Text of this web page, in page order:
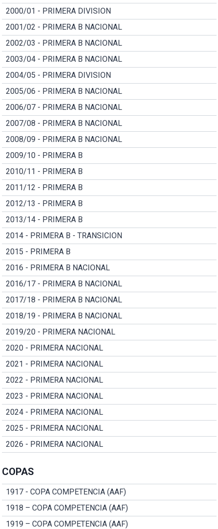
2000/01 - PRIMERA DIVISION
2001/02 - PRIMERA B NACIONAL
2002/03 - PRIMERA B NACIONAL
2003/04 - PRIMERA B NACIONAL
2004/05 - PRIMERA DIVISION
2005/06 - PRIMERA B NACIONAL
2006/07 - PRIMERA B NACIONAL
2007/08 - PRIMERA B NACIONAL
2008/09 - PRIMERA B NACIONAL
2009/10 - PRIMERA B
2010/11 - PRIMERA B
2011/12 - PRIMERA B
2012/13 - PRIMERA B
2013/14 - PRIMERA B
2014 - PRIMERA B - TRANSICION
2015 - PRIMERA B
2016 - PRIMERA B NACIONAL
2016/17 - PRIMERA B NACIONAL
2017/18 - PRIMERA B NACIONAL
2018/19 - PRIMERA B NACIONAL
2019/20 - PRIMERA NACIONAL
2020 - PRIMERA NACIONAL
2021 - PRIMERA NACIONAL
2022 - PRIMERA NACIONAL
2023 - PRIMERA NACIONAL
2024 - PRIMERA NACIONAL
2025 - PRIMERA NACIONAL
2026 - PRIMERA NACIONAL
COPAS
1917 - COPA COMPETENCIA (AAF)
1918 – COPA COMPETENCIA (AAF)
1919 – COPA COMPETENCIA (AAF)